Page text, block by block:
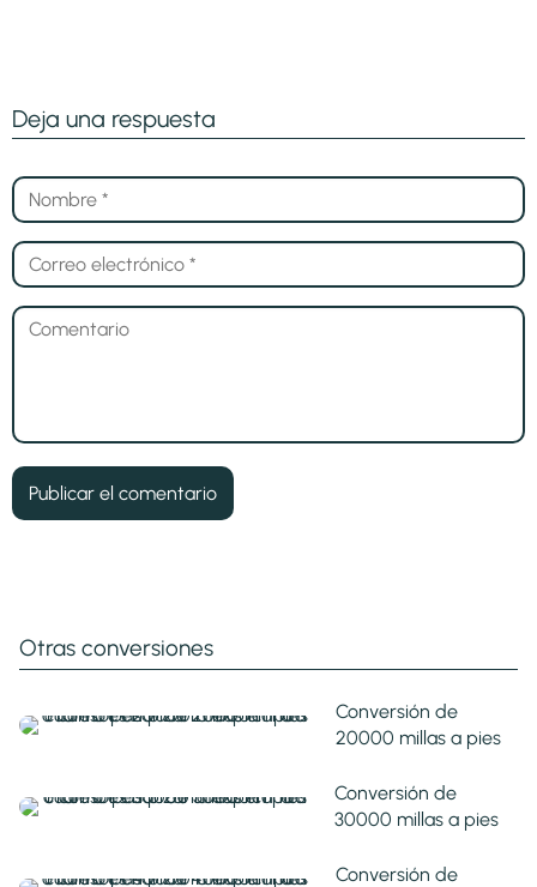
Deja una respuesta
Otras conversiones
Conversión de
20000 millas a pies
Conversión de
30000 millas a pies
Conversión de